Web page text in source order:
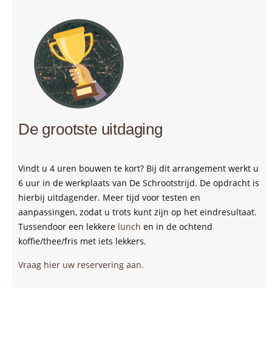
De grootste uitdaging
Vindt u 4 uren bouwen te kort? Bij dit arrangement werkt u
6 uur in de werkplaats van De Schrootstrijd. De opdracht is
hierbij uitdagender. Meer tijd voor testen en
aanpassingen, zodat u trots kunt zijn op het eindresultaat.
Tussendoor een lekkere lunch en in de ochtend
koffie/thee/fris met iets lekkers.
Vraag hier uw reservering aan.